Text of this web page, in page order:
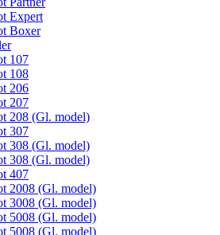
Expert
Boxer
107
108
206
207
208 (Gl. model)
307
308 (Gl. model)
308 (Gl. model)
407
2008 (Gl. model)
3008 (Gl. model)
5008 (Gl. model)
5008 (Gl. model)